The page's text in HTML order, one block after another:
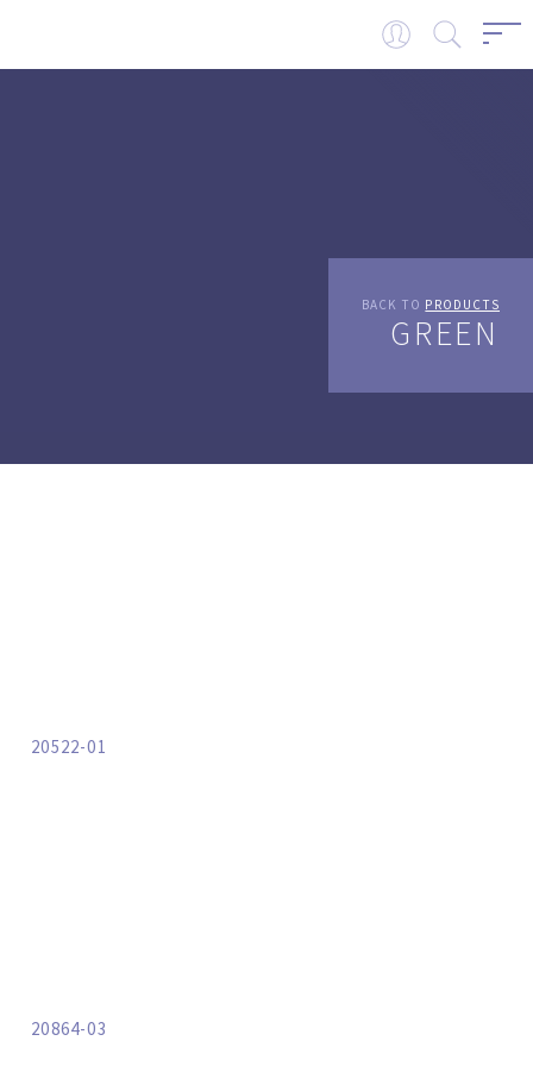
BACK TO PRODUCTS
GREEN
20522-01
20864-03